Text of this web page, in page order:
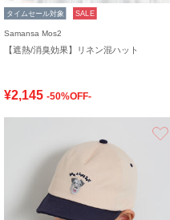
タイムセール対象 SALE
Samansa Mos2
【遮熱/消臭効果】リネン混ハット
¥2,145 -50%OFF-